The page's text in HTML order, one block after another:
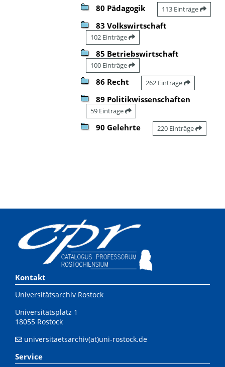
80 Pädagogik 113 Einträge
83 Volkswirtschaft
102 Einträge
85 Betriebswirtschaft
100 Einträge
86 Recht 262 Einträge
89 Politikwissenschaften
59 Einträge
90 Gelehrte 220 Einträge
Kontakt
Universitätsarchiv Rostock
Universitätsplatz 1
18055 Rostock
universitaetsarchiv(at)uni-rostock.de
Service